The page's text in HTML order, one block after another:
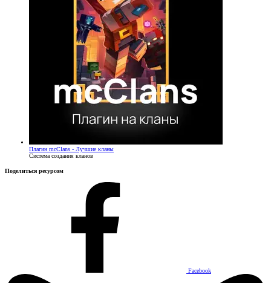
Плагин mcClans - Лучшие кланы
Система создания кланов
Поделиться ресурсом
Facebook